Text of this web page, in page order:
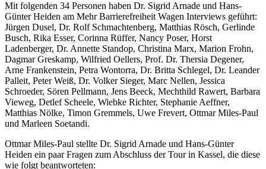
Mit folgenden 34 Personen haben Dr. Sigrid Arnade und Hans-
Günter Heiden am Mehr Barrierefreiheit Wagen Interviews geführt:
Jürgen Dusel, Dr. Rolf Schmachtenberg, Matthias Rösch, Gerlinde
Busch, Rika Esser, Corinna Rüffer, Nancy Poser, Horst
Ladenberger, Dr. Annette Standop, Christina Marx, Marion Frohn,
Dagmar Greskamp, Wilfried Oellers, Prof. Dr. Thersia Degener,
Arne Frankenstein, Petra Wontorra, Dr. Britta Schlegel, Dr. Leander
Palleit, Peter Weiß, Dr. Volker Sieger, Marc Nellen, Jessica
Schroeder, Sören Pellmann, Jens Beeck, Mechthild Rawert, Barbara
Vieweg, Detlef Scheele, Wiebke Richter, Stephanie Aeffner,
Matthias Nölke, Timon Gremmels, Uwe Frevert, Ottmar Miles-Paul
und Marleen Soetandi.
Ottmar Miles-Paul stellte Dr. Sigrid Arnade und Hans-Günter
Heiden ein paar Fragen zum Abschluss der Tour in Kassel, die diese
wie folgt beantworteten: